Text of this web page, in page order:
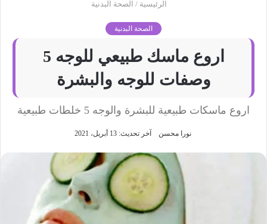
الرئيسية / الصحة البدنية
الصحة البدنية
اروع ماسك طبيعي للوجه 5
وصفات للوجه والبشرة
اروع ماسكات طبيعية للبشرة والوجه 5 خلطات طبيعية
نورا محسن آخر تحديث: 13 أبريل، 2021